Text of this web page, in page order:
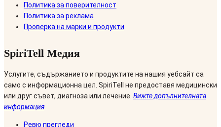
Политика за поверителност
Политика за реклама
Проверка на марки и продукти
SpiriTell Медия
Услугите, съдържанието и продуктите на нашия уебсайт са
само с информационна цел. SpiriTell не предоставя медицински
или друг съвет, диагноза или лечение. Вижте допълнителната
информация
Ревю прегледи